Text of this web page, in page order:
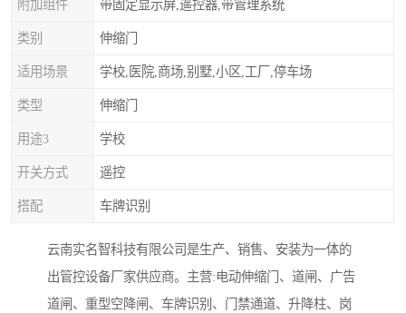
附加组件 带固定显示屏,遥控器,带管理系统
类别 伸缩门
适用场景 学校,医院,商场,别墅,小区,工厂,停车场
类型 伸缩门
用途3 学校
开关方式 遥控
搭配 车牌识别
云南实名智科技有限公司是生产、销售、安装为一体的
出管控设备厂家供应商。主营:电动伸缩门、道闸、广告
道闸、重型空降闸、车牌识别、门禁通道、升降柱、岗